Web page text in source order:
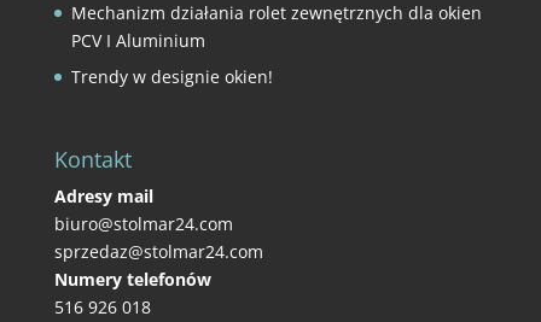
Mechanizm działania rolet zewnętrznych dla okien
PCV I Aluminium
Trendy w designie okien!
Kontakt
Adresy mail
biuro@stolmar24.com
sprzedaz@stolmar24.com
Numery telefonów
516 926 018